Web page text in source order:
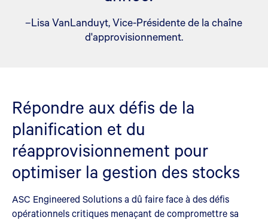
–Lisa VanLanduyt, Vice-Présidente de la chaîne
d'approvisionnement.
Répondre aux défis de la
planification et du
réapprovisionnement pour
optimiser la gestion des stocks
ASC Engineered Solutions a dû faire face à des défis
opérationnels critiques menaçant de compromettre sa